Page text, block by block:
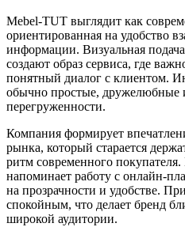
Mebel-TUT выглядит как
ориентированная на удобство
информации. Визуальная
создают образ сервиса, где
понятный диалог с клиентом.
обычно простые, дружелюбные
перегруженности.
Компания формирует
рынка, который старается
ритм современного
напоминает работу с онлайн-
на прозрачности и удобстве.
спокойным, что делает бренд
широкой аудитории.